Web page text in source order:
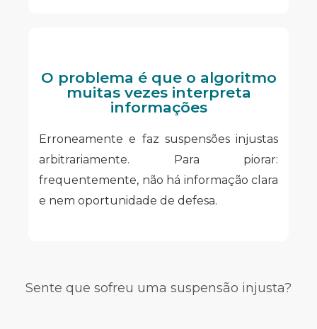
O problema é que o algoritmo
muitas vezes interpreta
informações
Erroneamente e faz suspensões injustas
arbitrariamente. Para piorar:
frequentemente, não há informação clara
e nem oportunidade de defesa.
Sente que sofreu uma suspensão injusta?